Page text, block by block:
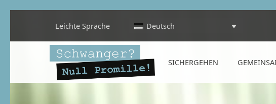
SICHERGEHEN
Leichte Sprache Deutsch